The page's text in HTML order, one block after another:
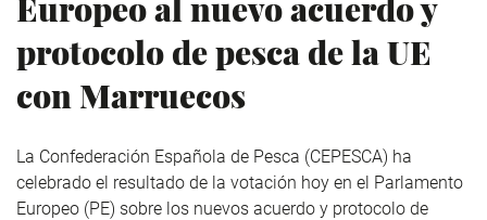
protocolo de pesca de la UE
con Marruecos
La Confederación Española de Pesca (CEPESCA) ha
celebrado el resultado de la votación hoy en el Parlamento
Europeo (PE) sobre los nuevos acuerdo y protocolo de